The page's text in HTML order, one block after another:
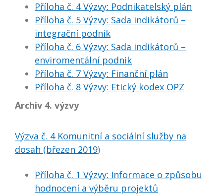
Příloha č. 4 Výzvy: Podnikatelský plán
Příloha č. 5 Výzvy: Sada indikátorů –
integrační podnik
Příloha č. 6 Výzvy: Sada indikátorů –
enviromentální podnik
Příloha č. 7 Výzvy: Finanční plán
Příloha č. 8 Výzvy: Etický kodex OPZ
Archiv 4. výzvy
Výzva č. 4 Komunitní a sociální služby na
dosah (březen 2019)
Příloha č. 1 Výzvy: Informace o způsobu
hodnocení a výběru projektů